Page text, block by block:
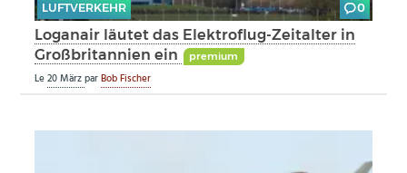
LUFTVERKEHR 0
Loganair läutet das Elektroflug-Zeitalter in
Großbritannien ein
premium
Le20 MärzparBob Fischer